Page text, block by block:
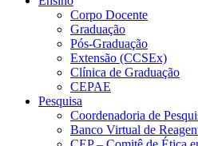
Corpo Docente
Graduação
Pós-Graduação
Extensão (CCSEx)
Clínica de Graduação
CEPAE
Pesquisa
Coordenadoria de
Banco Virtual de